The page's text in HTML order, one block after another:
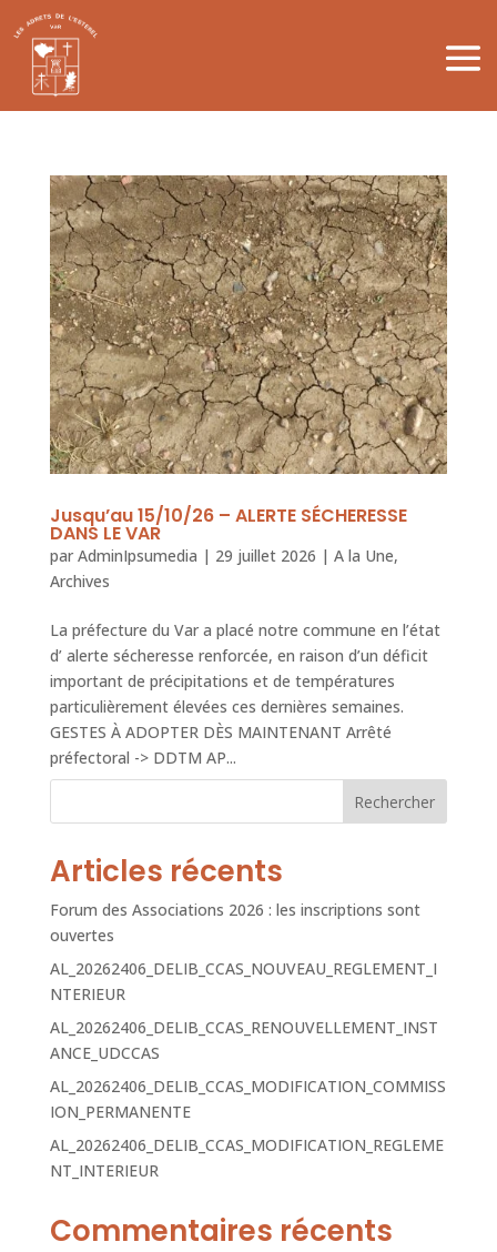
Jusqu’au 15/10/26 – ALERTE SÉCHERESSE
DANS LE VAR
par AdminIpsumedia | 29 juillet 2026 | A la Une,
Archives
La préfecture du Var a placé notre commune en l’état
d’ alerte sécheresse renforcée, en raison d’un déficit
important de précipitations et de températures
particulièrement élevées ces dernières semaines.
GESTES À ADOPTER DÈS MAINTENANT Arrêté
préfectoral -> DDTM AP...
Rechercher
Articles récents
Forum des Associations 2026 : les inscriptions sont
ouvertes
AL_20262406_DELIB_CCAS_NOUVEAU_REGLEMENT_I
NTERIEUR
AL_20262406_DELIB_CCAS_RENOUVELLEMENT_INST
ANCE_UDCCAS
AL_20262406_DELIB_CCAS_MODIFICATION_COMMISS
ION_PERMANENTE
AL_20262406_DELIB_CCAS_MODIFICATION_REGLEME
NT_INTERIEUR
Commentaires récents